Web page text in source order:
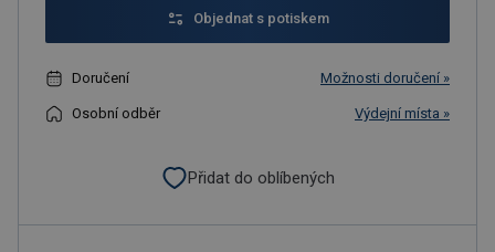
Objednat s potiskem
Doručení Možnosti doručení »
Osobní odběr Výdejní místa »
Přidat do oblíbených